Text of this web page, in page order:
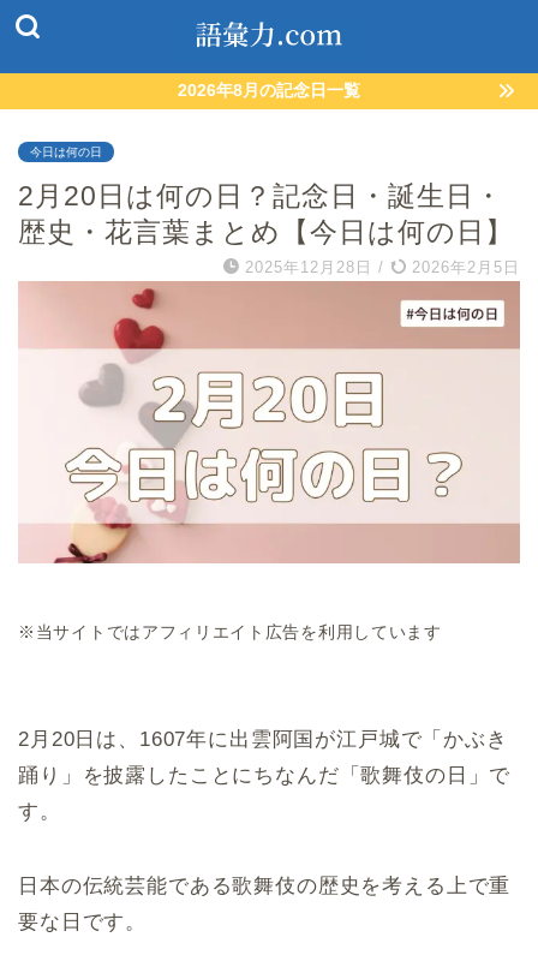
2026年8月の記念日一覧
今日は何の日
2月20日は何の日？記念日・誕生日・
歴史・花言葉まとめ【今日は何の日】
2025年12月28日 / 2026年2月5日
※当サイトではアフィリエイト広告を利用しています
2月20日は、1607年に出雲阿国が江戸城で「かぶき
踊り」を披露したことにちなんだ「歌舞伎の日」で
す。
日本の伝統芸能である歌舞伎の歴史を考える上で重
要な日です。